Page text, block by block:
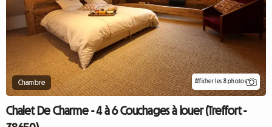
Chambre Afficher les 8 photos
Chalet De Charme - 4 à 6 Couchages à louer (Treffort -